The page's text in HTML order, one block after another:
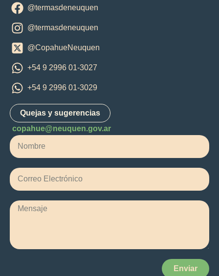
@termasdeneuquen
@termasdeneuquen
@CopahueNeuquen
+54 9 2996 01-3027
+54 9 2996 01-3029
Quejas y sugerencias
copahue@neuquen.gov.ar
Enviar